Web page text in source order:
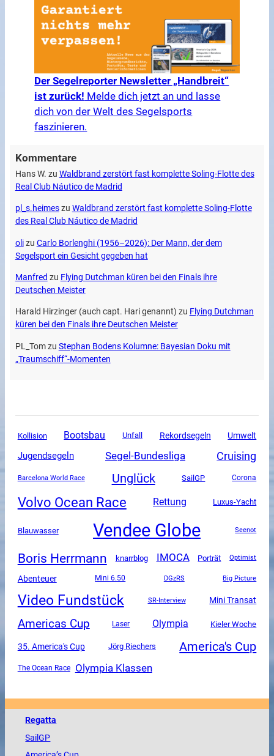
Der Segelreporter Newsletter „Handbreit“
ist zurück! Melde dich jetzt an und lasse
dich von der Welt des Segelsports
faszinieren.
Kommentare
Hans W. zu Waldbrand zerstört fast komplette Soling-Flotte des
Real Club Náutico de Madrid
pl_s.heimeszu Waldbrand zerstört fast komplette Soling-Flotte
des Real Club Náutico de Madrid
olizu Carlo Borlenghi (1956–2026): Der Mann, der dem
Segelsport ein Gesicht gegeben hat
Manfred zu Flying Dutchman küren bei den Finals ihre
Deutschen Meister
Harald Hirzinger (auch capt. Hari genannt) zu Flying Dutchman
küren bei den Finals ihre Deutschen Meister
PL_Tomzu Stephan Bodens Kolumne: Bayesian Doku mit
„Traumschiff“-Momenten
Kollision Bootsbau Unfall Rekordsegeln Umwelt
Jugendsegeln Segel-Bundesliga Cruising
Barcelona World Race Unglück SailGP Corona
Volvo Ocean Race Rettung Luxus-Yacht
Blauwasser Vendee Globe Seenot
Boris Herrmann knarrblog IMOCA Porträt Optimist
Abenteuer Mini 6.50 DGzRS Big Picture
Video Fundstück SR-Interview Mini Transat
Americas Cup Laser Olympia Kieler Woche
35. America's Cup Jörg Riechers America's Cup
The Ocean Race Olympia Klassen
Regatta
SailGP